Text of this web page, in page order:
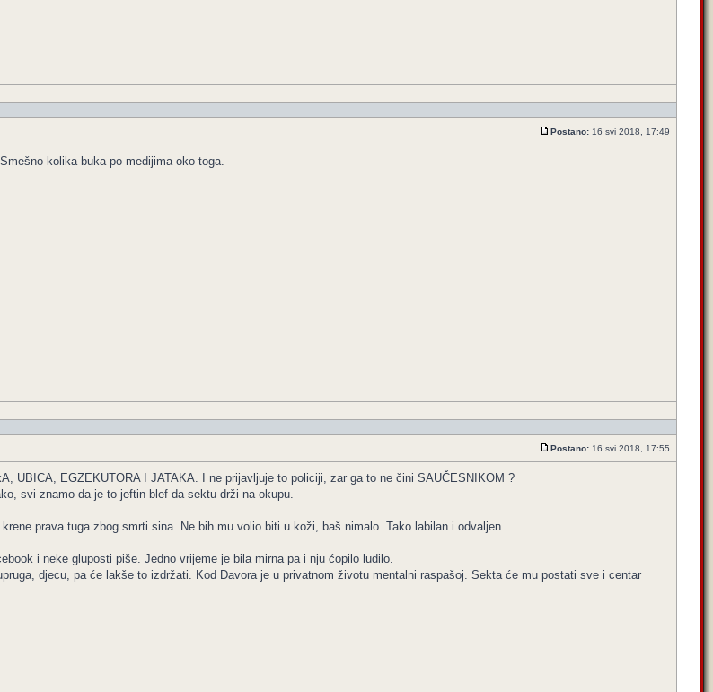
Postano: 16 svi 2018, 17:49
kolika buka po medijima oko toga.
Postano: 16 svi 2018, 17:55
UBICA, EGZEKUTORA I JATAKA. I ne prijavljuje to policiji, zar ga to ne čini SAUČESNIKOM ?
svi znamo da je to jeftin blef da sektu drži na okupu.
prava tuga zbog smrti sina. Ne bih mu volio biti u koži, baš nimalo. Tako labilan i odvaljen.
i neke gluposti piše. Jedno vrijeme je bila mirna pa i nju ćopilo ludilo.
djecu, pa će lakše to izdržati. Kod Davora je u privatnom životu mentalni raspašoj. Sekta će mu postati sve i centar